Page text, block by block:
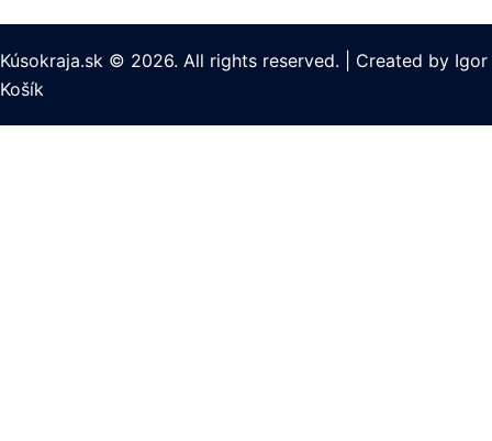
Kúsokraja.sk © 2026. All rights reserved. Created by Igor
Košík